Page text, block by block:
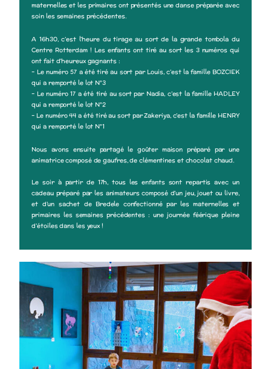
maternelles et les primaires ont présentés une danse préparée avec
soin les semaines précédentes.
A 16h30, c’est l’heure du tirage au sort de la grande tombola du
Centre Rotterdam ! Les enfants ont tiré au sort les 3 numéros qui
ont fait d’heureux gagnants :
– Le numéro 57 a été tiré au sort par Louis, c’est la famille BOZCIEK
qui a remporté le lot N°3
– Le numéro 17 a été tiré au sort par Nadia, c’est la famille HADLEY
qui a remporté le lot N°2
– Le numéro 44 a été tiré au sort par Zakeriya, c’est la famille HENRY
qui a remporté le lot N°1
Nous avons ensuite partagé le goûter maison préparé par une
animatrice composé de gaufres, de clémentines et chocolat chaud.
Le soir à partir de 17h, tous les enfants sont repartis avec un
cadeau préparé par les animateurs composé d’un jeu, jouet ou livre,
et d’un sachet de Bredele confectionné par les maternelles et
primaires les semaines précédentes : une journée féérique pleine
d’étoiles dans les yeux !